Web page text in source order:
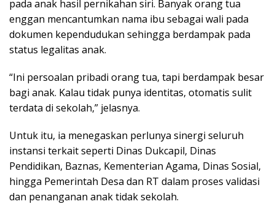
pada anak hasil pernikahan siri. Banyak orang tua
enggan mencantumkan nama ibu sebagai wali pada
dokumen kependudukan sehingga berdampak pada
status legalitas anak.
“Ini persoalan pribadi orang tua, tapi berdampak besar
bagi anak. Kalau tidak punya identitas, otomatis sulit
terdata di sekolah,” jelasnya.
Untuk itu, ia menegaskan perlunya sinergi seluruh
instansi terkait seperti Dinas Dukcapil, Dinas
Pendidikan, Baznas, Kementerian Agama, Dinas Sosial,
hingga Pemerintah Desa dan RT dalam proses validasi
dan penanganan anak tidak sekolah.